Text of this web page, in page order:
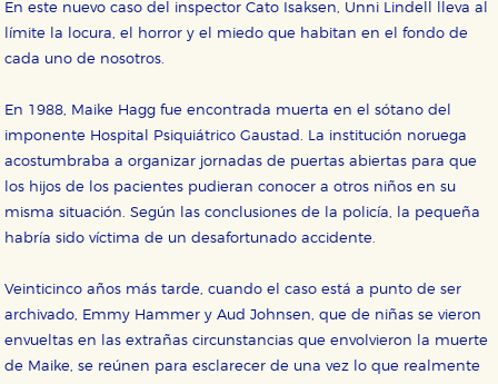
En este nuevo caso del inspector Cato Isaksen, Unni Lindell lleva al
límite la locura, el horror y el miedo que habitan en el fondo de
cada uno de nosotros.
En 1988, Maike Hagg fue encontrada muerta en el sótano del
imponente Hospital Psiquiátrico Gaustad. La institución noruega
acostumbraba a organizar jornadas de puertas abiertas para que
los hijos de los pacientes pudieran conocer a otros niños en su
misma situación. Según las conclusiones de la policía, la pequeña
habría sido víctima de un desafortunado accidente.
Veinticinco años más tarde, cuando el caso está a punto de ser
archivado, Emmy Hammer y Aud Johnsen, que de niñas se vieron
envueltas en las extrañas circunstancias que envolvieron la muerte
de Maike, se reúnen para esclarecer de una vez lo que realmente